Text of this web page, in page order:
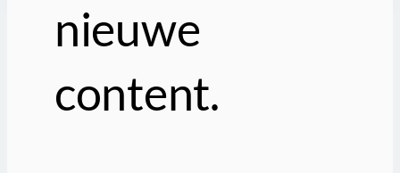
nieuwe
content.